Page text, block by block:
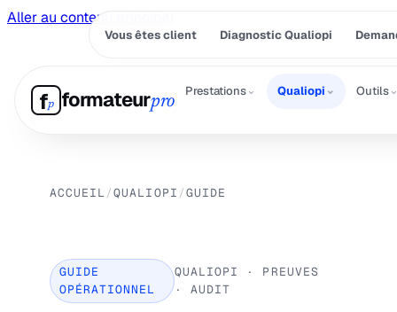
Aller au contenu principal
Vous êtes client Diagnostic Qualiopi
fp formateurpro
Prestations⌄ Qualiopi ⌄ Outils
ACCUEIL /QUALIOPI /GUIDE
GUIDE
OPÉRATIONNEL
QUALIOPI · PREUVES
· AUDIT